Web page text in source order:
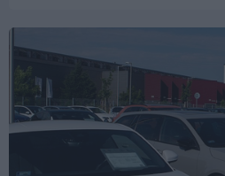
szólnak augusztus
közepe…